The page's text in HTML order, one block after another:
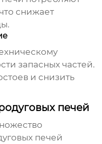
снижает
запасных частей.
и снизить
печей
печей